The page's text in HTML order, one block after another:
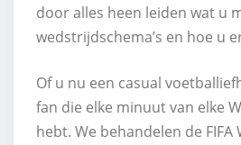
door alles heen leiden wat u
wedstrijdschema’s en hoe u
Of u nu een casual
fan die elke minuut van elke
hebt. We behandelen de